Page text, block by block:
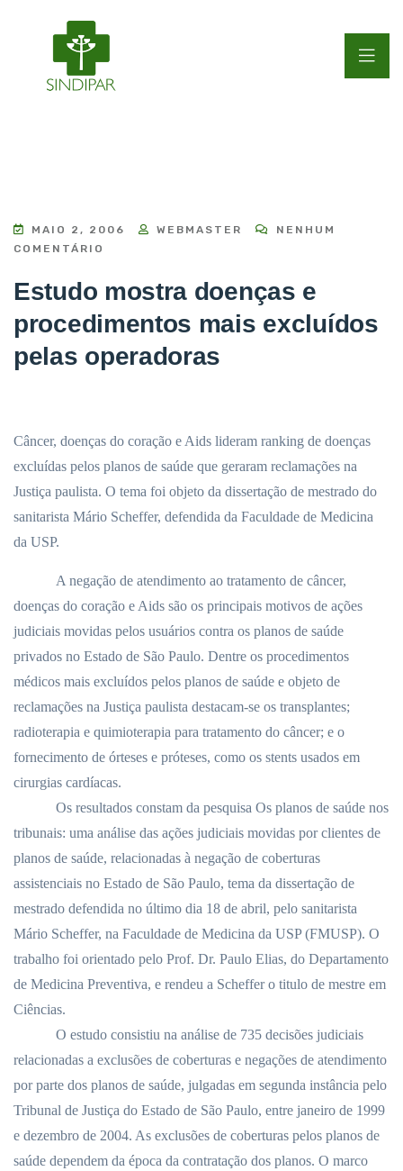
MAIO 2, 2006 WEBMASTER
NENHUM
COMENTÁRIO
Estudo mostra doenças e
procedimentos mais excluídos
pelas operadoras
Câncer, doenças do coração e Aids lideram ranking de doenças
excluídas pelos planos de saúde que geraram reclamações na
Justiça paulista. O tema foi objeto da dissertação de mestrado do
sanitarista Mário Scheffer, defendida da Faculdade de Medicina
da USP.
A negação de atendimento ao tratamento de câncer,
doenças do coração e Aids são os principais motivos de ações
judiciais movidas pelos usuários contra os planos de saúde
privados no Estado de São Paulo. Dentre os procedimentos
médicos mais excluídos pelos planos de saúde e objeto de
reclamações na Justiça paulista destacam-se os transplantes;
radioterapia e quimioterapia para tratamento do câncer; e o
fornecimento de órteses e próteses, como os stents usados em
cirurgias cardíacas.
Os resultados constam da pesquisa Os planos de saúde nos
tribunais: uma análise das ações judiciais movidas por clientes de
planos de saúde, relacionadas à negação de coberturas
assistenciais no Estado de São Paulo, tema da dissertação de
mestrado defendida no último dia 18 de abril, pelo sanitarista
Mário Scheffer, na Faculdade de Medicina da USP (FMUSP). O
trabalho foi orientado pelo Prof. Dr. Paulo Elias, do Departamento
de Medicina Preventiva, e rendeu a Scheffer o titulo de mestre em
Ciências.
O estudo consistiu na análise de 735 decisões judiciais
relacionadas a exclusões de coberturas e negações de atendimento
por parte dos planos de saúde, julgadas em segunda instância pelo
Tribunal de Justiça do Estado de São Paulo, entre janeiro de 1999
e dezembro de 2004. As exclusões de coberturas pelos planos de
saúde dependem da época da contratação dos planos. O marco